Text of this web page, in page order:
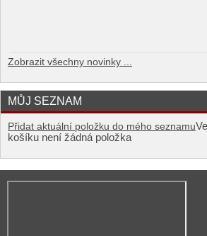
Zobrazit všechny novinky ...
MŮJ SEZNAM
Přidat aktuální položku do mého seznamu
košíku není žádná položka